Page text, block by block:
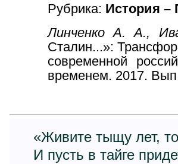
Рубрика: История –
Линченко А. А.,
Сталин...»:
современной
временем. 2017.
«Живите тыщу лет,
И пусть в тайге